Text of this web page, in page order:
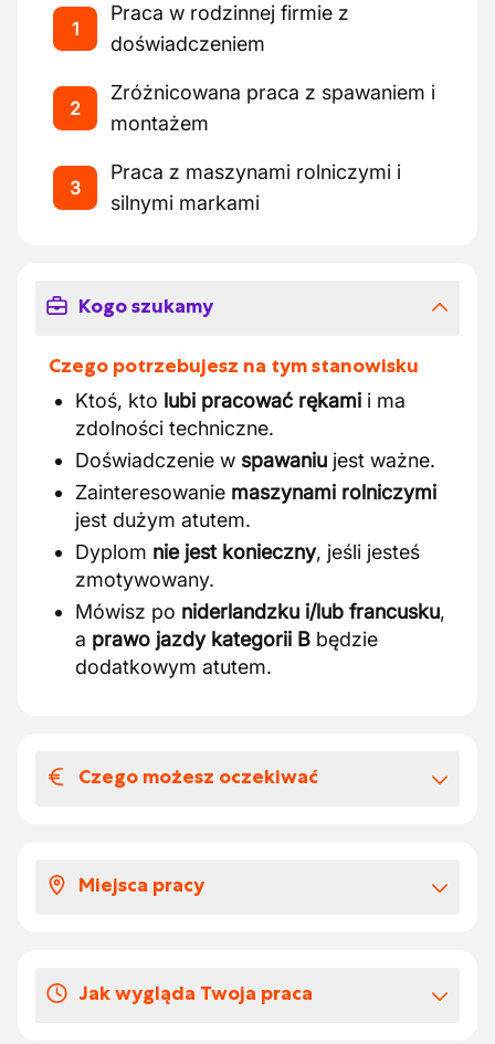
1
Praca w rodzinnej firmie z
doświadczeniem
2
Zróżnicowana praca z spawaniem i
montażem
3
Praca z maszynami rolniczymi i
silnymi markami
Kogo szukamy
Czego potrzebujesz na tym stanowisku
Ktoś, kto lubi pracować rękami i ma
zdolności techniczne.
Doświadczenie w spawaniu jest ważne.
Zainteresowanie maszynami rolniczymi
jest dużym atutem.
Dyplom nie jest konieczny, jeśli jesteś
zmotywowany.
Mówisz po niderlandzku i/lub francusku,
a prawo jazdy kategorii B będzie
dodatkowym atutem.
Czego możesz oczekiwać
Wynagrodzenie według PC 118
Corocznyobiad z zespołem
Miejsca pracy
się nawzajem.
Jak wygląda Twoja praca